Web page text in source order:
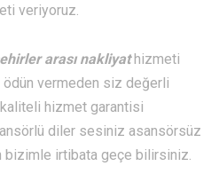
veriyoruz.
arası nakliyathizmeti
vermeden siz değerli
hizmet garantisi
diler sesiniz asansörsüz
bizimle irtibata geçe bilirsiniz.